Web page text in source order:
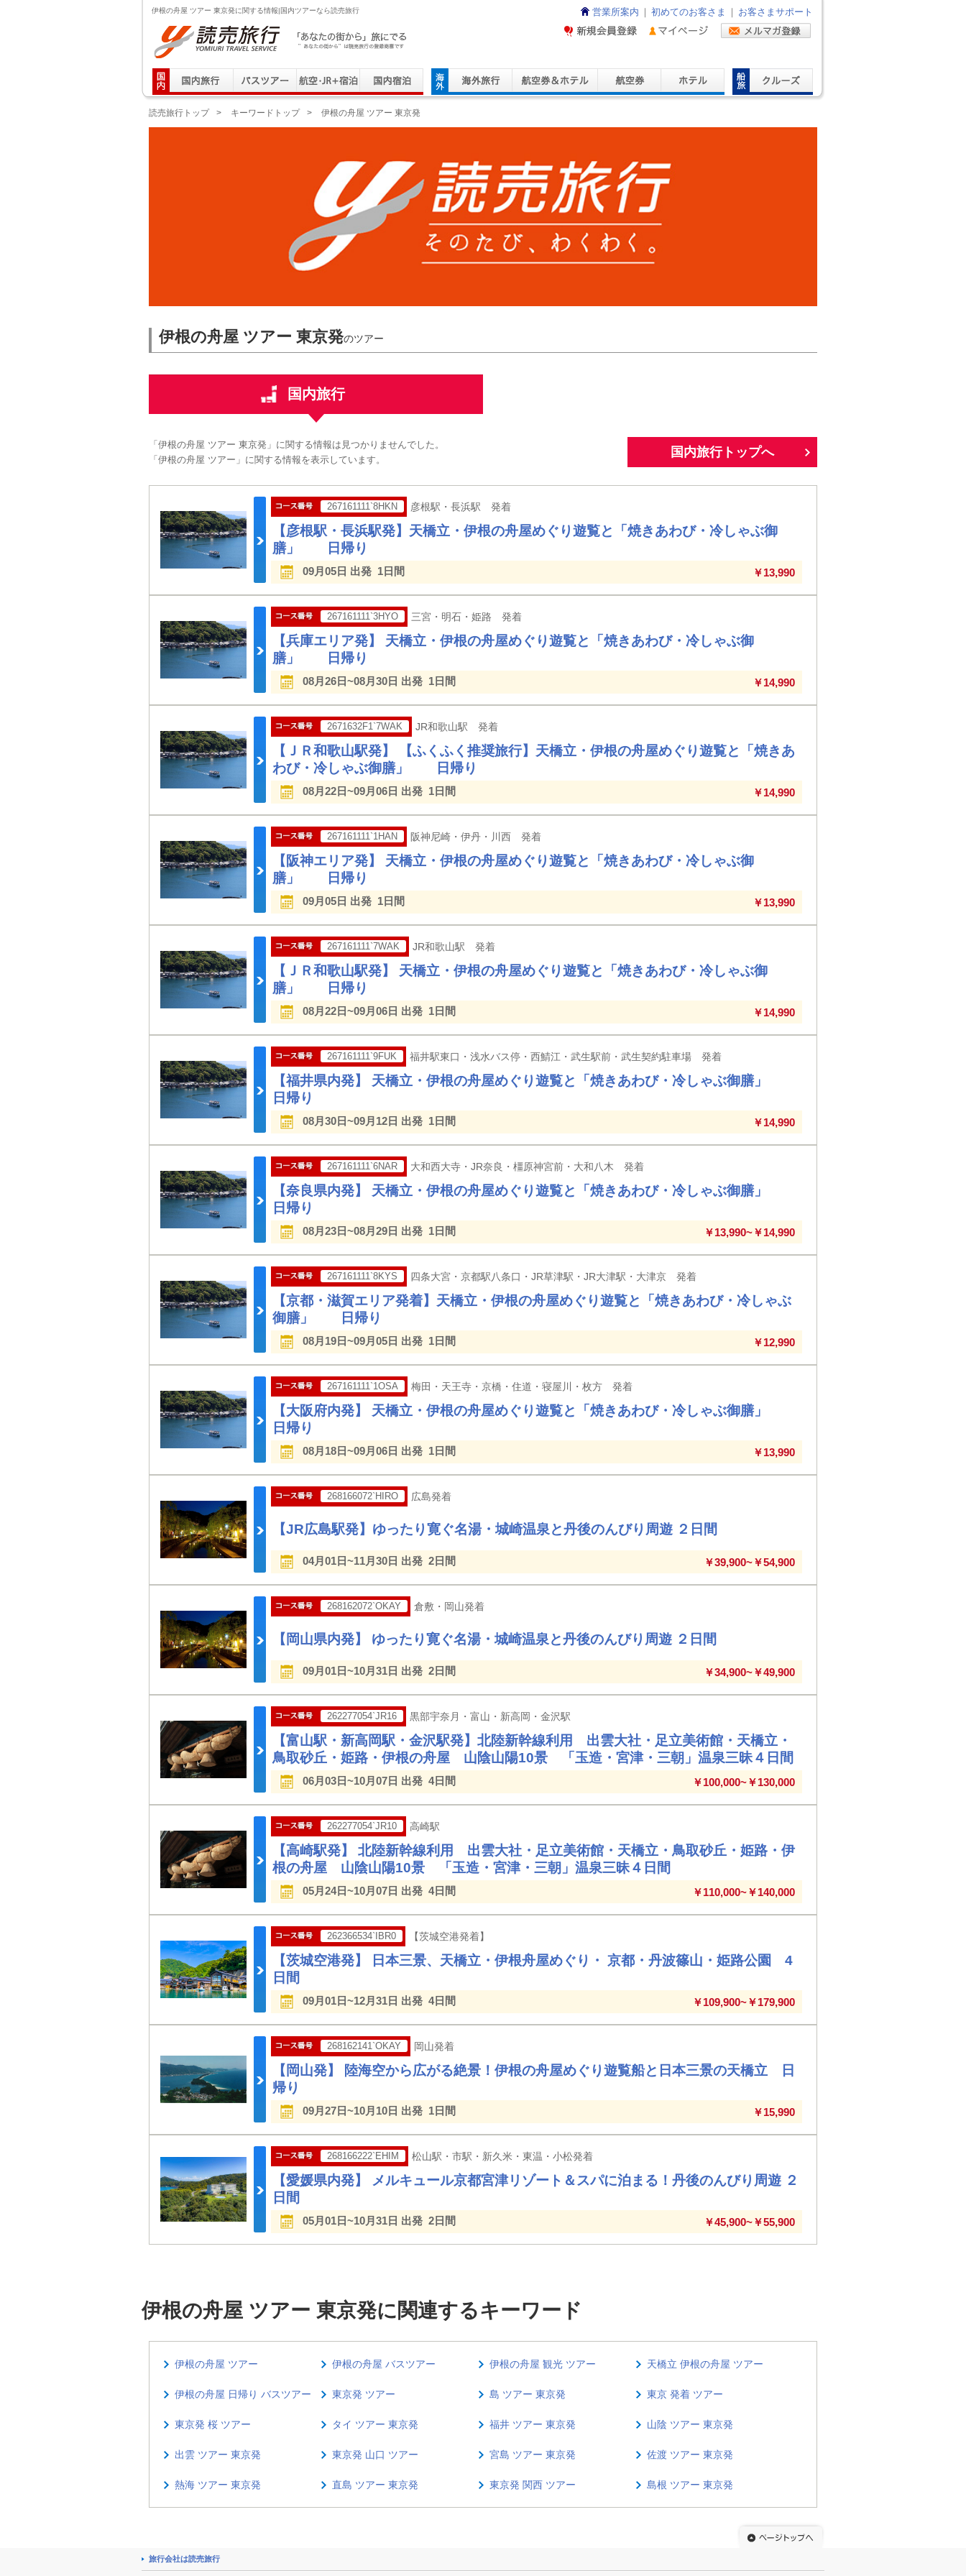
伊根の舟屋 ツアー 東京発に関する情報|国内ツアーなら読売旅行
読売旅行 「あなたの街から」旅にでる｜Yomiuri Travel Service
営業所案内 初めてのお客さま お客さまサポート
読売旅行トップ > キーワードトップ > 伊根の舟屋 ツアー 東京発
伊根の舟屋 ツアー 東京発のツアー
国内旅行
「伊根の舟屋 ツアー 東京発」に関する情報は見つかりませんでした。
「伊根の舟屋 ツアー」に関する情報を表示しています。
国内旅行トップへ
267161111`8HKN 彦根駅・長浜駅 発着
【彦根駅・長浜駅発】天橋立・伊根の舟屋めぐり遊覧と「焼きあわび・冷しゃぶ御
膳」 日帰り
09月05日 出発 1日間 ￥13,990
267161111`3HYO 三宮・明石・姫路 発着
【兵庫エリア発】 天橋立・伊根の舟屋めぐり遊覧と「焼きあわび・冷しゃぶ御
膳」 日帰り
08月26日~08月30日 出発 1日間 ￥14,990
2671632F1`7WAK JR和歌山駅 発着
【ＪＲ和歌山駅発】 【ふくふく推奨旅行】天橋立・伊根の舟屋めぐり遊覧と「焼きあ
わび・冷しゃぶ御膳」 日帰り
08月22日~09月06日 出発 1日間 ￥14,990
267161111`1HAN 阪神尼崎・伊丹・川西 発着
【阪神エリア発】 天橋立・伊根の舟屋めぐり遊覧と「焼きあわび・冷しゃぶ御
膳」 日帰り
09月05日 出発 1日間 ￥13,990
267161111`7WAK JR和歌山駅 発着
【ＪＲ和歌山駅発】 天橋立・伊根の舟屋めぐり遊覧と「焼きあわび・冷しゃぶ御
膳」 日帰り
08月22日~09月06日 出発 1日間 ￥14,990
267161111`9FUK 福井駅東口・浅水バス停・西鯖江・武生駅前・武生契約駐車場 発着
【福井県内発】 天橋立・伊根の舟屋めぐり遊覧と「焼きあわび・冷しゃぶ御膳」
日帰り
08月30日~09月12日 出発 1日間 ￥14,990
267161111`6NAR 大和西大寺・JR奈良・橿原神宮前・大和八木 発着
【奈良県内発】 天橋立・伊根の舟屋めぐり遊覧と「焼きあわび・冷しゃぶ御膳」
日帰り
08月23日~08月29日 出発 1日間 ￥13,990~￥14,990
267161111`8KYS 四条大宮・京都駅八条口・JR草津駅・JR大津駅・大津京 発着
【京都・滋賀エリア発着】天橋立・伊根の舟屋めぐり遊覧と「焼きあわび・冷しゃぶ
御膳」 日帰り
08月19日~09月05日 出発 1日間 ￥12,990
267161111`1OSA 梅田・天王寺・京橋・住道・寝屋川・枚方 発着
【大阪府内発】 天橋立・伊根の舟屋めぐり遊覧と「焼きあわび・冷しゃぶ御膳」
日帰り
08月18日~09月06日 出発 1日間 ￥13,990
268166072`HIRO 広島発着
【JR広島駅発】ゆったり寛ぐ名湯・城崎温泉と丹後のんびり周遊 ２日間
04月01日~11月30日 出発 2日間 ￥39,900~￥54,900
268162072`OKAY 倉敷・岡山発着
【岡山県内発】 ゆったり寛ぐ名湯・城崎温泉と丹後のんびり周遊 ２日間
09月01日~10月31日 出発 2日間 ￥34,900~￥49,900
262277054`JR16 黒部宇奈月・富山・新高岡・金沢駅
【富山駅・新高岡駅・金沢駅発】北陸新幹線利用 出雲大社・足立美術館・天橋立・
鳥取砂丘・姫路・伊根の舟屋 山陰山陽10景 「玉造・宮津・三朝」温泉三昧４日間
06月03日~10月07日 出発 4日間 ￥100,000~￥130,000
262277054`JR10 高崎駅
【高崎駅発】 北陸新幹線利用 出雲大社・足立美術館・天橋立・鳥取砂丘・姫路・伊
根の舟屋 山陰山陽10景 「玉造・宮津・三朝」温泉三昧４日間
05月24日~10月07日 出発 4日間 ￥110,000~￥140,000
262366534`IBR0 【茨城空港発着】
【茨城空港発】 日本三景、天橋立・伊根舟屋めぐり・ 京都・丹波篠山・姫路公園 4
日間
09月01日~12月31日 出発 4日間 ￥109,900~￥179,900
268162141`OKAY 岡山発着
【岡山発】 陸海空から広がる絶景！伊根の舟屋めぐり遊覧船と日本三景の天橋立 日
帰り
09月27日~10月10日 出発 1日間 ￥15,990
268166222`EHIM 松山駅・市駅・新久米・東温・小松発着
【愛媛県内発】 メルキュール京都宮津リゾート＆スパに泊まる！丹後のんびり周遊 ２
日間
05月01日~10月31日 出発 2日間 ￥45,900~￥55,900
伊根の舟屋 ツアー 東京発に関連するキーワード
伊根の舟屋 ツアー 伊根の舟屋 バスツアー 伊根の舟屋 観光 ツアー 天橋立 伊根の舟屋 ツアー
伊根の舟屋 日帰り バスツアー 東京発 ツアー 島 ツアー 東京発 東京 発着 ツアー
東京発 桜 ツアー タイ ツアー 東京発 福井 ツアー 東京発 山陰 ツアー 東京発
出雲 ツアー 東京発 東京発 山口 ツアー 宮島 ツアー 東京発 佐渡 ツアー 東京発
熱海 ツアー 東京発 直島 ツアー 東京発 東京発 関西 ツアー 島根 ツアー 東京発
旅行会社は読売旅行